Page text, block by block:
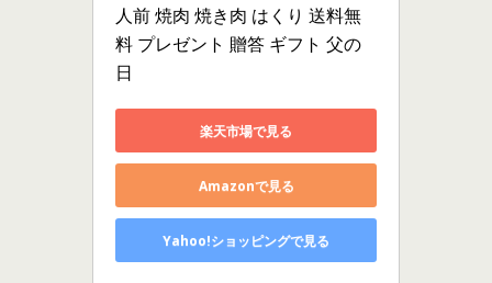
人前 焼肉 焼き肉 はくり 送料無
料 プレゼント 贈答 ギフト 父の
日
楽天市場で見る
Amazonで見る
Yahoo!ショッピングで見る